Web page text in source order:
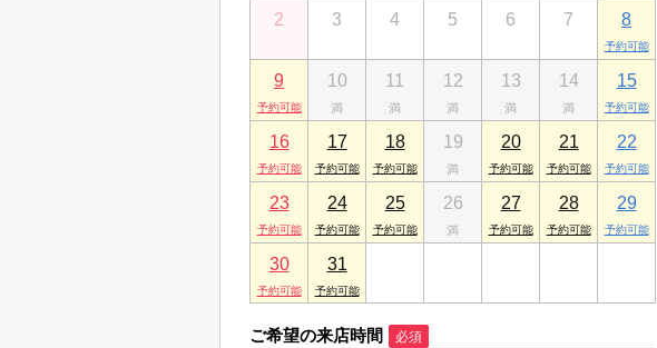
2 3 4 5 6 7 8
9 10 11 12 13 14 15
16 17 18 19 20 21 22
23 24 25 26 27 28 29
30 31
ご希望の来店時間 必須